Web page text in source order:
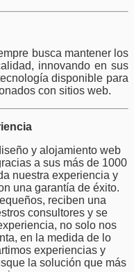
busca mantener los
innovando en sus
disponible para
con sitios web.
y alojamiento web
a sus más de 1000
nuestra experiencia y
una garantía de éxito.
reciben una
consultores y se
no solo nos
en la medida de lo
experiencias y
la solución que más